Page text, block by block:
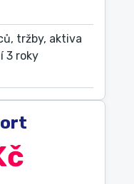
tržby, aktiva
3 roky